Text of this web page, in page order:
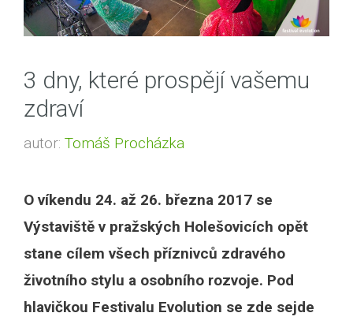
3 dny, které prospějí vašemu
zdraví
autor: Tomáš Procházka
O víkendu 24. až 26. března 2017 se
Výstaviště v pražských Holešovicích opět
stane cílem všech příznivců zdravého
životního stylu a osobního rozvoje. Pod
hlavičkou Festivalu Evolution se zde sejde